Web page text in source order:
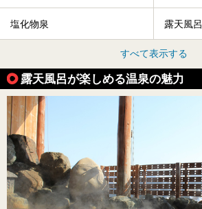
塩化物泉 露天風呂
すべて表示する
露天風呂が楽しめる温泉の魅力